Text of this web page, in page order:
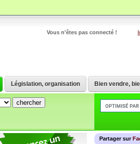
Vous n'êtes pas connecté !
Législation, organisation Bien vendre,
Partager sur